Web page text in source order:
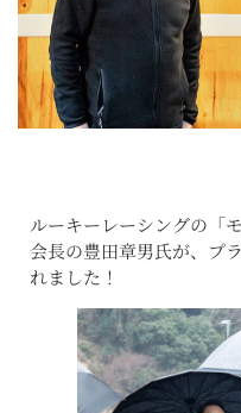
ルーキーレーシングの「
会長の豊田章男氏が、プ
れました！